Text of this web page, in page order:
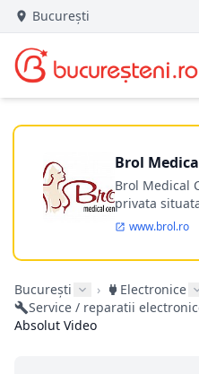
București
Brol
Brol Medical
privata
Timisoara
Incepand din
ultramodern.
www.brol.ro
București › Electronice
Service / reparatii
Absolut Video